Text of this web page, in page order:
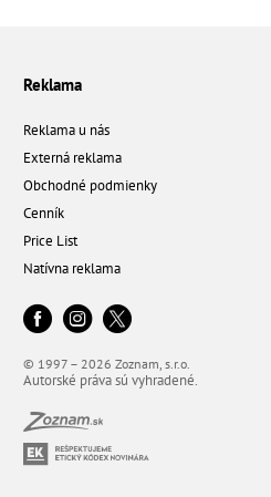
Reklama
Reklama u nás
Externá reklama
Obchodné podmienky
Cenník
Price List
Natívna reklama
© 1997 – 2026 Zoznam, s.r.o.
Autorské práva sú vyhradené.